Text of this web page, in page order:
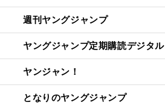
週刊ヤングジャンプ
ヤングジャンプ定期購読デジタル
ヤンジャン！
となりのヤングジャンプ